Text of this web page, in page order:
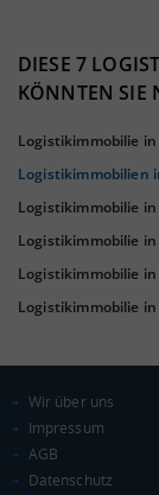
44%
Euro pro Kopf
(Landkreis /
Kaufkraftindex
(Landkreis /
DIESE 7
KÖNNTEN SIE
Logistikimmobilie in
Logistikimmobilien
Logistikimmobilie
Logistikimmobilie
Logistikimmobilie
Logistikimmobilie in
Wir über uns
Impressum
AGB
Datenschutz